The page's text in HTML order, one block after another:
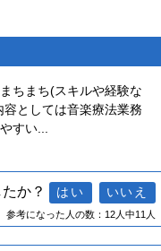
ちまち(スキルや経験な
としては音楽療法業務
すい
か？
参考になった人の数：12人中11人